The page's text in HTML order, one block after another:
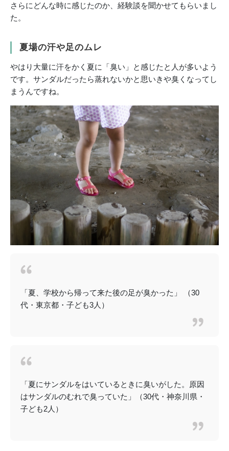
さらにどんな時に感じたのか、経験談を聞かせてもらいまし
た。
夏場の汗や足のムレ
やはり大量に汗をかく夏に「臭い」と感じたと人が多いよう
です。サンダルだったら蒸れないかと思いきや臭くなってし
まうんですね。
「夏、学校から帰って来た後の足が臭かった」 （30
代・東京都・子ども3人）
「夏にサンダルをはいているときに臭いがした。原因
はサンダルのむれで臭っていた」（30代・神奈川県・
子ども2人）